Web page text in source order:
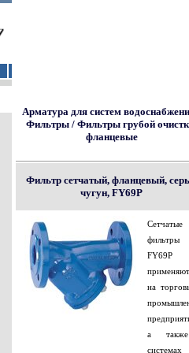
Арматура для систем
Фильтры / Фильтры грубой
фланцевые
Фильтр сетчатый, фланцевый,
чугун, FY69P
Сетчатые
фильтры
FY69P
на
а
системах